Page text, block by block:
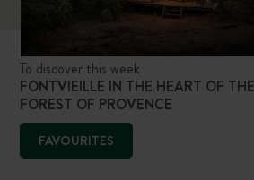
To discover this week
FONTVIEILLE IN THE HEART OF
FOREST OF PROVENCE
FAVOURITES